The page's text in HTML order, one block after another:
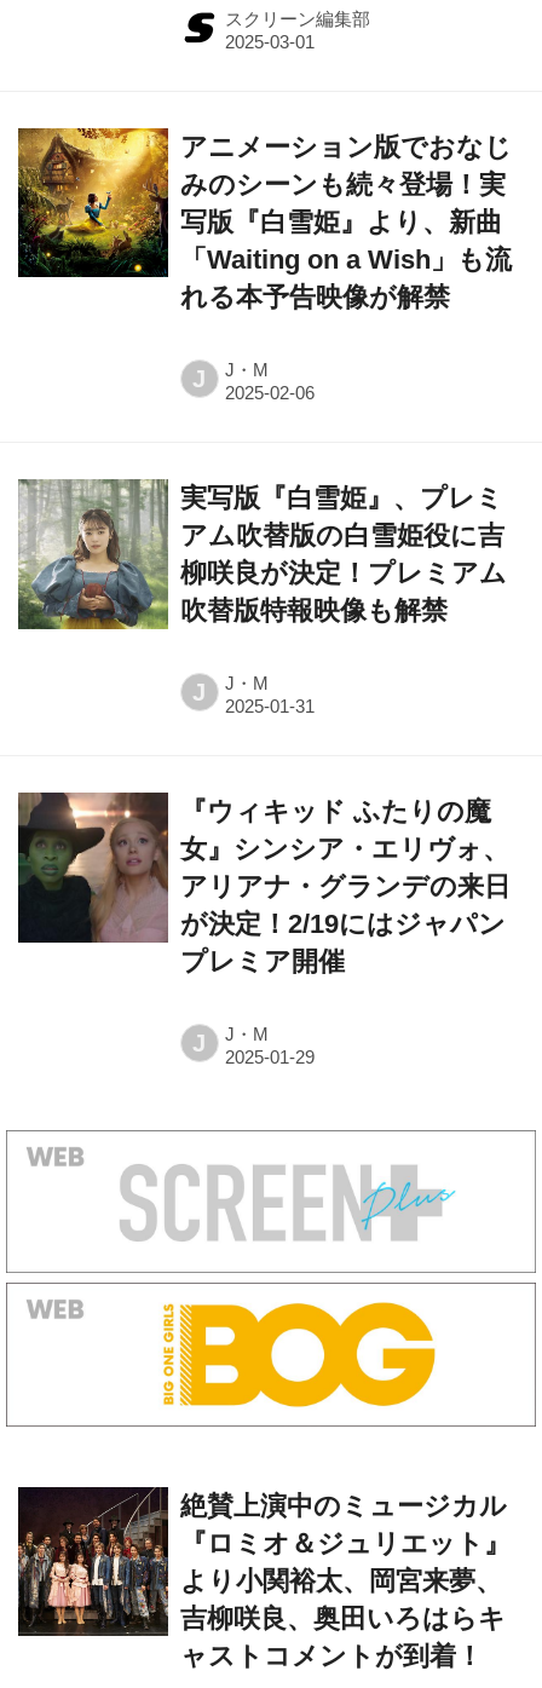
スクリーン編集部
アニメーション版でおなじ
みのシーンも続々登場！実
写版『白雪姫』より、新曲
「Waiting on a Wish」も流
れる本予告映像が解禁
J J・M
実写版『白雪姫』、プレミ
アム吹替版の白雪姫役に吉
柳咲良が決定！プレミアム
吹替版特報映像も解禁
J J・M
『ウィキッド ふたりの魔
女』シンシア・エリヴォ、
アリアナ・グランデの来日
が決定！2/19にはジャパン
プレミア開催
J J・M
絶賛上演中のミュージカル
『ロミオ＆ジュリエット』
より小関裕太、岡宮来夢、
吉柳咲良、奥田いろはらキ
ャストコメントが到着！